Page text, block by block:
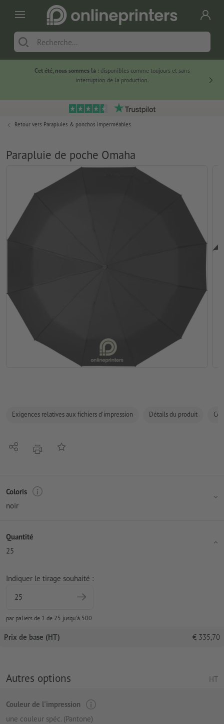
Cet été, nous sommes là :disponibles comme toujours et sans
interruption de la production.
Retour vers Parapluies & ponchos imperméables
Parapluie de poche Omaha
Exigences relatives aux fichiers d'impression Détails du produit
PartagerimprimerAjouter à liste d'article
Coloris
noir
Quantité
25
Indiquer le tirage souhaité :
par paliers de 1 de 25 jusqu'à 500
Prix de base (HT) € 335,70
Autres options HT
Couleur de l'impression
une couleur spéc. (Pantone)